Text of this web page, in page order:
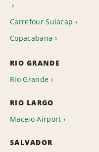
Carrefour Sulacap
Copacabana
RIO GRANDE
Rio Grande
RIO LARGO
Maceio Airport
SALVADOR